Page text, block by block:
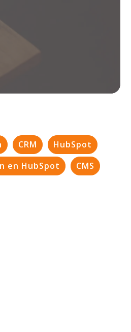
CRM
HubSpot
en HubSpot CMS